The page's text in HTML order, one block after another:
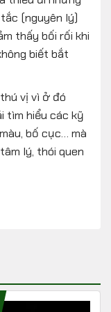
(nguyên lý)
thấy bối rối khi
biết bắt
vị vì ở đó
tìm hiểu các kỹ
bố cục… mà
lý, thói quen
Unica.vn
học chính.
thức cơ bản của
bạn mới bắt